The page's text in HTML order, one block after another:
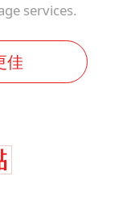
services.
佳